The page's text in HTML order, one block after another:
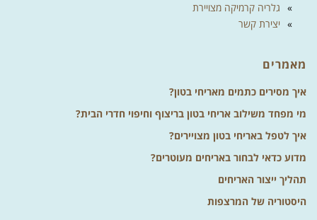
גלריה קרמיקה מצויירת
יצירת קשר
מאמרים
איך מסירים כתמים מאריחי בטון?
מי מפחד משילוב אריחי בטון בריצוף וחיפוי חדרי הבית?
איך לטפל באריחי בטון מצויירים?
מדוע כדאי לבחור באריחים מעוטרים?
תהליך ייצור האריחים
היסטוריה של המרצפות